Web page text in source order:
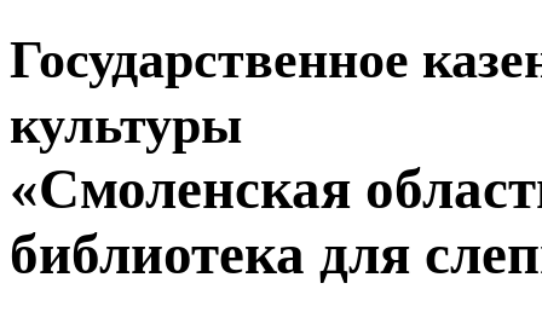
Государственное
культуры
«Смоленская
библиотека для